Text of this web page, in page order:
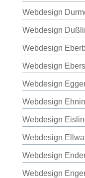
Webdesign
Webdesign
Webdesign
Webdesign
Webdesign
Webdesign
Webdesign
Webdesign
Webdesign
Webdesign